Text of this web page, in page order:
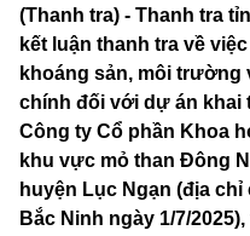
(Thanh tra) - Thanh tra
kết luận thanh tra về
khoáng sản, môi trường
chính đối với dự án khai
Công ty Cổ phần Khoa
khu vực mỏ than Đông
huyện Lục Ngạn (địa
Bắc Ninh ngày 1/7/